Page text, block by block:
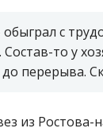
обыграл с
Состав-то у
перерыва.
из